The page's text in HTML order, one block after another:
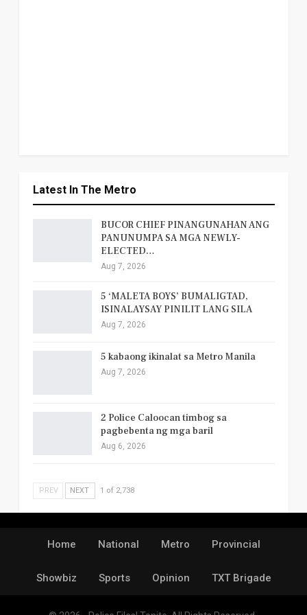
Latest In The Metro
BUCOR CHIEF PINANGUNAHAN ANG
PANUNUMPA SA MGA NEWLY-
ELECTED…
Aug 7, 2026
5 ‘MALETA BOYS’ BUMALIGTAD,
ISINALAYSAY PINILIT LANG SILA
Aug 7, 2026
5 kabaong ikinalat sa Metro Manila
Aug 7, 2026
2 Police Caloocan timbog sa
pagbebenta ng mga baril
Aug 6, 2026
PREV NEXT 1 of 2,738
Home National Metro Provincial
Showbiz Sports Opinion TXT Brigade